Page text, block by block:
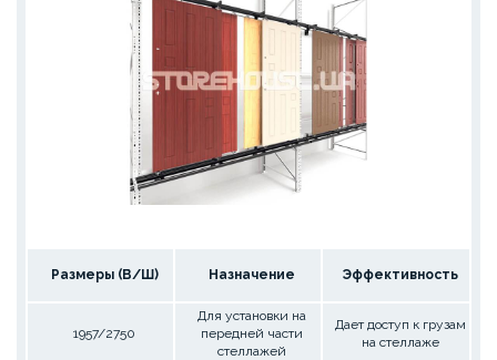
Размеры (В/Ш) Назначение Эффективность
1957/2750
Для установки на
передней части
стеллажей
Дает доступ к грузам
на стеллаже